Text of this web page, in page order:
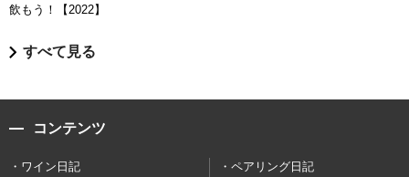
飲もう！【2022】
すべて見る
コンテンツ
ワイン日記
ペアリング日記